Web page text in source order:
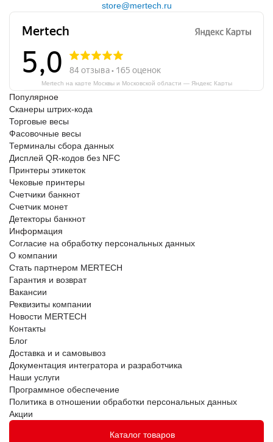
store@mertech.ru
Mertech на карте Москвы и Московской области — Яндекс Карты
Популярное
Сканеры штрих-кода
Торговые весы
Фасовочные весы
Терминалы сбора данных
Дисплей QR-кодов без NFC
Принтеры этикеток
Чековые принтеры
Счетчики банкнот
Счетчик монет
Детекторы банкнот
Информация
Согласие на обработку персональных данных
О компании
Стать партнером MERTECH
Гарантия и возврат
Вакансии
Реквизиты компании
Новости MERTECH
Контакты
Блог
Доставка и и самовывоз
Документация интегратора и разработчика
Наши услуги
Программное обеспечение
Политика в отношении обработки персональных данных
Акции
Каталог товаров